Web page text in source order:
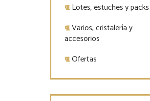
Lotes, estuches y packs
Varios, cristalería y
accesorios
Ofertas